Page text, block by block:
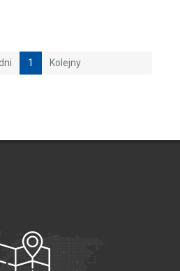
1 Kolejny